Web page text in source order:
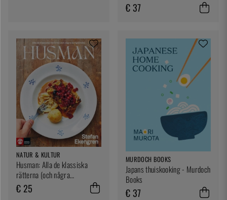
€ 37
NATUR & KULTUR
Husman: Alla de klassiska
rätterna (och några
bortglömda) - Stefan Ekengren
€ 25
MURDOCH BOOKS
Japans thuiskooking - Murdoch
Books
€ 37